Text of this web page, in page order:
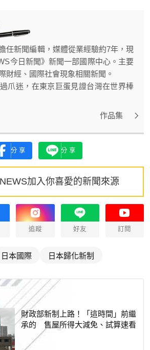
任新聞編輯，媒體從業經驗約7年，現
今日新聞》新聞一部國際中心。主要
財經、國際社會現象相關新聞。
爪迷，在東京巨蛋見證台灣在世界棒
作品集
分享 分享
加入你喜愛的新聞來源
追蹤 好友 訂閱
日本國際 日本歸化新制
財政部新制上路！「這時間」前繼
承的 售屋所得大減免、試算速看